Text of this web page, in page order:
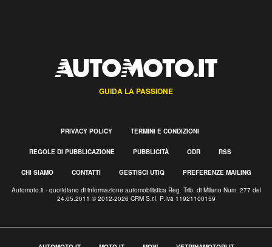
GUIDA LA PASSIONE
PRIVACY POLICY TERMINI E CONDIZIONI
REGOLE DI PUBBLICAZIONE PUBBLICITÀ ODR RSS
CHI SIAMO CONTATTI GESTISCI UTIQ PREFERENZE MAILING
Automoto.it - quotidiano di informazione automobilistica Reg. Trib. di Milano Num. 277 del
24.05.2011 © 2012-2026 CRM S.r.l. P.Iva 11921100159